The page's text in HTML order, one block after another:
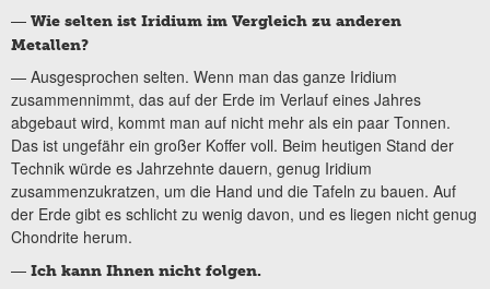
— Wie selten ist Iridium im Vergleich zu anderen
Metallen?
— Ausgesprochen selten. Wenn man das ganze Iridium
zusammennimmt, das auf der Erde im Verlauf eines Jahres
abgebaut wird, kommt man auf nicht mehr als ein paar Tonnen.
Das ist ungefähr ein großer Koffer voll. Beim heutigen Stand der
Technik würde es Jahrzehnte dauern, genug Iridium
zusammenzukratzen, um die Hand und die Tafeln zu bauen. Auf
der Erde gibt es schlicht zu wenig davon, und es liegen nicht genug
Chondrite herum.
— Ich kann Ihnen nicht folgen.